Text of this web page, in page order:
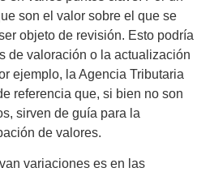
son el valor sobre el que se
objeto de revisión. Esto podría
de valoración o la actualización
ejemplo, la Agencia Tributaria
referencia que, si bien no son
sirven de guía para la
de valores.
variaciones es en las